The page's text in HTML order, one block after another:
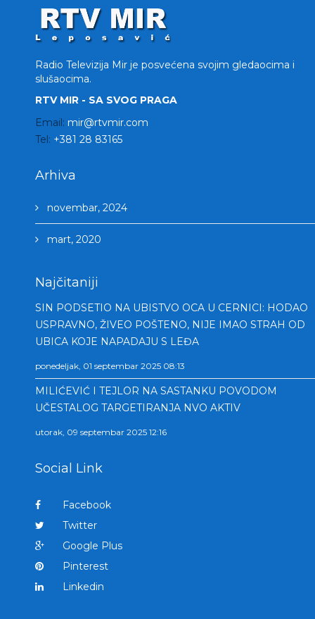
Radio Televizija Mir je posvećena svojim gledaocima i
slušaocima.
RTV MIR - SA SVOG PRAGA
Email: mir@rtvmir.com
Tel: +381 28 83165
Arhiva
novembar, 2024
mart, 2020
Najčitaniji
SIN PODSETIO NA UBISTVO OCA U CERNICI: HODAO
USPRAVNO, ŽIVEO POŠTENO, NIJE IMAO STRAH OD
UBICA KOJE NAPADAJU S LEĐA
ponedeljak, 01 septembar 2025 08:13
MILIĆEVIĆ I TEJLOR NA SASTANKU POVODOM
UČESTALOG TARGETIRANJA NVO AKTIV
utorak, 09 septembar 2025 12:16
Social Link
Facebook
Twitter
Google Plus
Pinterest
Linkedin